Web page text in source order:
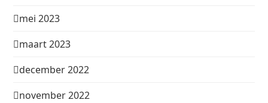
mei 2023
maart 2023
december 2022
november 2022